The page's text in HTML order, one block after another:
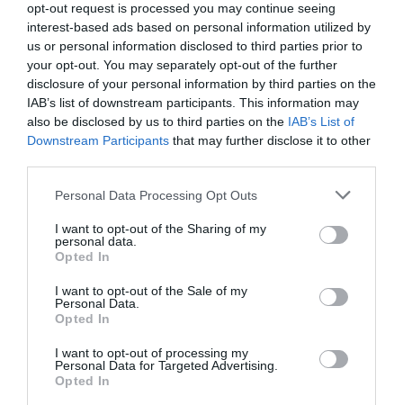
opt-out request is processed you may continue seeing
interest-based ads based on personal information utilized by
us or personal information disclosed to third parties prior to
your opt-out. You may separately opt-out of the further
disclosure of your personal information by third parties on the
IAB’s list of downstream participants. This information may
also be disclosed by us to third parties on the IAB’s List of
Downstream Participants that may further disclose it to other
Personal Data Processing Opt Outs
I want to opt-out of the Sharing of my
personal data.
Opted In
I want to opt-out of the Sale of my
Personal Data.
Opted In
I want to opt-out of processing my
Personal Data for Targeted Advertising.
Opted In